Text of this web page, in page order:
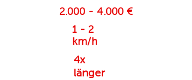
2.000 - 4.000 €
1 - 2
km/h
4x
länger